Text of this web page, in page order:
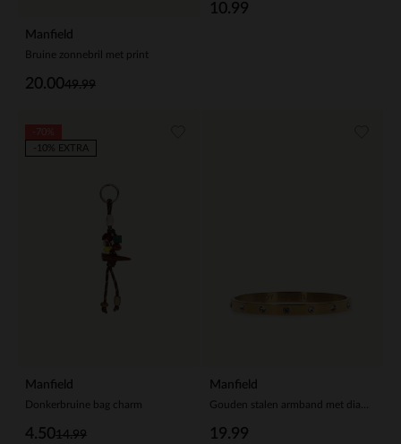
Manfield
Bruine zonnebril met print
49.99
20.00
10.99
Manfield
Donkerbruine bag charm
14.99
4.50
-10% EXTRA
Manfield
19.99